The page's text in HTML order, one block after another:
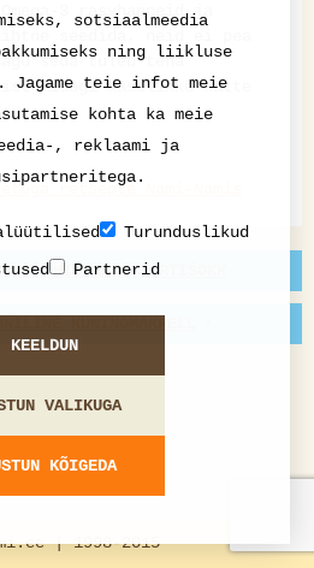
3 rasvhappeid ja
seda tuleb teha
midagi kasulikku kätte
retsepte Nami-Namis
E. HISPAANIA ARTIŠOKK
| 1998-2015
sotsiaalmeedia
ning liikluse
Jagame teie infot meie
kohta ka meie
, reklaami ja
Turunduslikud
Partnerid
KEELDUN
VALIKUGA
KÕIGEDA